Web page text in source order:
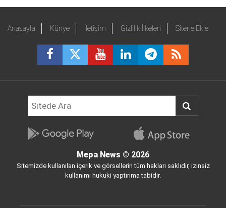
Anasayfa Künye İletişim Gizlilik İlkeleri Sitene Ekle
Mepa News © 2026
Sitemizde kullanılan içerik ve görsellerin tüm hakları saklıdır, izinsiz
kullanımı hukuki yaptırıma tabidir.